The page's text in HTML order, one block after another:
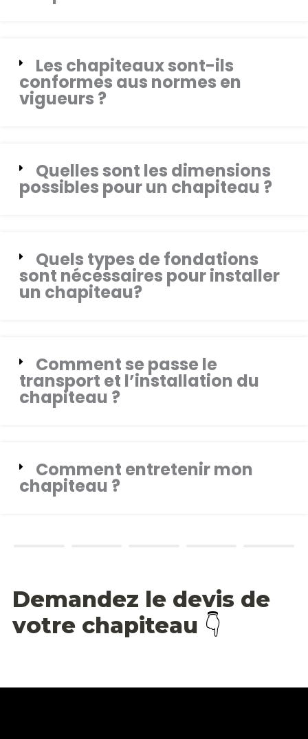
Les chapiteaux sont-ils
conformes aus normes en
vigueurs ?
Quelles sont les dimensions
possibles pour un chapiteau ?
Quels types de fondations
sont nécessaires pour installer
un chapiteau?
Comment se passe le
transport et l’installation du
chapiteau ?
Comment entretenir mon
chapiteau ?